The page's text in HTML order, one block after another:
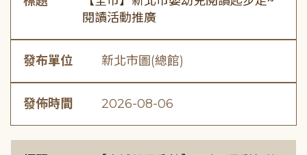
閱讀活動推廣
發布單位 新北市圖(總館)
發佈時間 2026-08-06